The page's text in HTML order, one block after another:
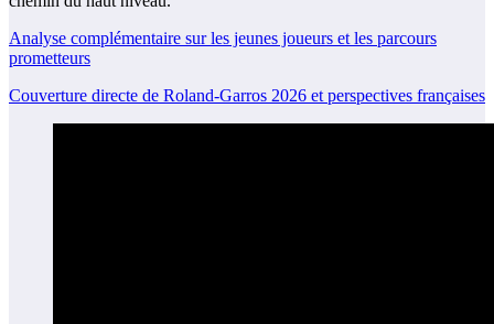
Analyse complémentaire sur les jeunes joueurs et les parcours
prometteurs
Couverture directe de Roland-Garros 2026 et perspectives françaises